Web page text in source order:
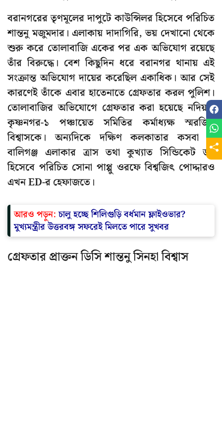
বরানগরের তৃণমূলের দাপুটে কাউন্সিলর হিসেবে পরিচিত
শান্তনু মজুমদার। এলাকায় দাদাগিরি, ভয় দেখানো থেকে
শুরু করে তোলাবাজি একের পর এক অভিযোগ রয়েছে
তাঁর বিরুদ্ধে। বেশ কিছুদিন ধরে বরানগর থানায় এই
সংক্রান্ত অভিযোগ দায়ের করেছিল একাধিক। আর সেই
কারণেই তাঁকে এবার হাতেনাতে গ্রেফতার করল পুলিশ।
তোলাবাজির অভিযোগে গ্রেফতার করা হয়েছে নদিয়ার
কৃষ্ণনগর-১ পঞ্চায়েত সমিতির কর্মাধ্যক্ষ স্মরজিৎ
বিশ্বাসকে। অন্যদিকে দক্ষিণ কলকাতার কসবা ও
বালিগঞ্জ এলাকার ত্রাস তথা কুখ্যাত সিন্ডিকেট ডন
হিসেবে পরিচিত সোনা পাপ্পু ওরফে বিশ্বজিৎ পোদ্দারও
এখন ED-র হেফাজতে।
আরও পড়ুন:চালু হচ্ছে শিলিগুড়ি বর্ধমান ফ্লাইওভার?
মুখ্যমন্ত্রীর উত্তরবঙ্গ সফরেই মিলতে পারে সুখবর
গ্রেফতার প্রাক্তন ডিসি শান্তনু সিনহা বিশ্বাস